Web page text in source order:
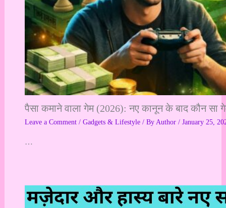
पैसा कमाने वाला गेम (2026): नए कानून के बाद कौन सा
Leave a Comment / Gadgets & Lifestyle/ By Author / January 25,
…